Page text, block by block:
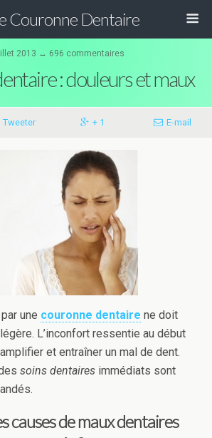
Couronne Dentaire
2013 ↔ 696 commentaires
: douleurs et maux
Tweeter + 1 E-mail
une couronne dentaire ne doit
L’inconfort ressentie au début
et entraîner un mal de dent.
soins dentaires immédiats sont
causes de maux dentaires